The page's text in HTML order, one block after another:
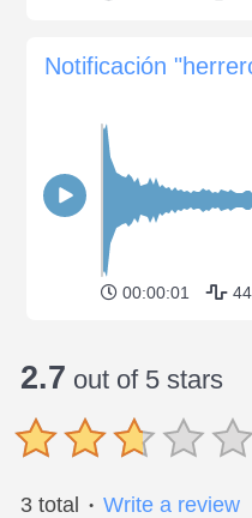
Notificación
00:00:01
2.7 out of 5 stars
3 total ● Write a review